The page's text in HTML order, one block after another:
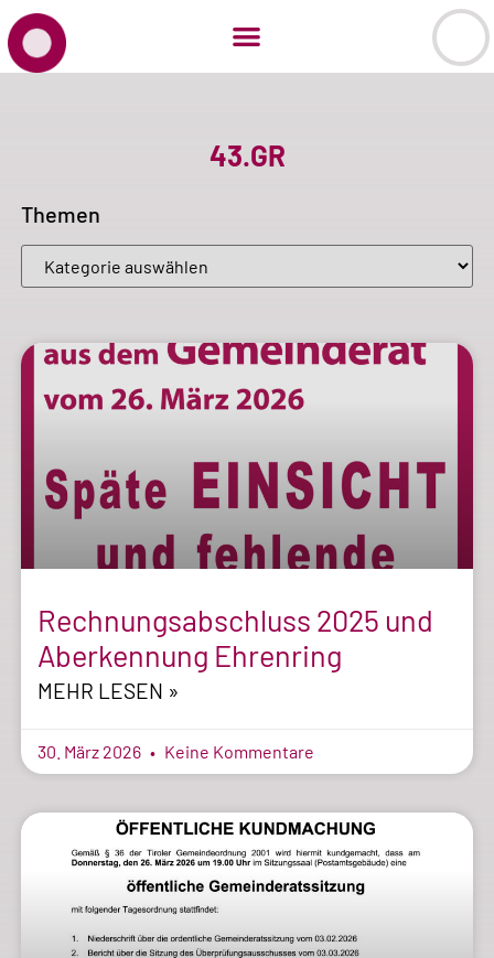
43.GR
Themen
Rechnungsabschluss 2025 und
Aberkennung Ehrenring
MEHR LESEN »
30. März 2026 Keine Kommentare